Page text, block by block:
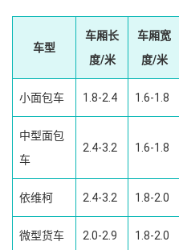
车型
车厢长
度/米
车厢宽
度/米
小面包车 1.8-2.4 1.6-1.8
中型面包
车
2.4-3.2 1.6-1.8
依维柯 2.4-3.2 1.8-2.0
微型货车 2.0-2.9 1.8-2.0